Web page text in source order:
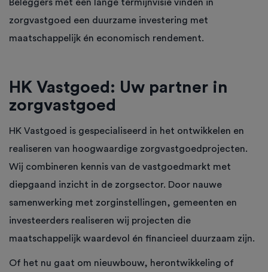
Beleggers met een lange termijnvisie vinden in
zorgvastgoed een duurzame investering met
maatschappelijk én economisch rendement.
HK Vastgoed: Uw partner in
zorgvastgoed
HK Vastgoed is gespecialiseerd in het ontwikkelen en
realiseren van hoogwaardige zorgvastgoedprojecten.
Wij combineren kennis van de vastgoedmarkt met
diepgaand inzicht in de zorgsector. Door nauwe
samenwerking met zorginstellingen, gemeenten en
investeerders realiseren wij projecten die
maatschappelijk waardevol én financieel duurzaam zijn.
Of het nu gaat om nieuwbouw, herontwikkeling of